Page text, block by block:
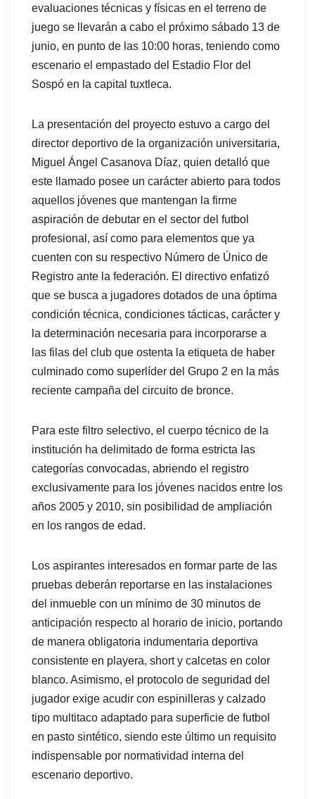
evaluaciones técnicas y físicas en el terreno de
juego se llevarán a cabo el próximo sábado 13 de
junio, en punto de las 10:00 horas, teniendo como
escenario el empastado del Estadio Flor del
Sospó en la capital tuxtleca.
La presentación del proyecto estuvo a cargo del
director deportivo de la organización universitaria,
Miguel Ángel Casanova Díaz, quien detalló que
este llamado posee un carácter abierto para todos
aquellos jóvenes que mantengan la firme
aspiración de debutar en el sector del futbol
profesional, así como para elementos que ya
cuenten con su respectivo Número de Único de
Registro ante la federación. El directivo enfatizó
que se busca a jugadores dotados de una óptima
condición técnica, condiciones tácticas, carácter y
la determinación necesaria para incorporarse a
las filas del club que ostenta la etiqueta de haber
culminado como superlíder del Grupo 2 en la más
reciente campaña del circuito de bronce.
Para este filtro selectivo, el cuerpo técnico de la
institución ha delimitado de forma estricta las
categorías convocadas, abriendo el registro
exclusivamente para los jóvenes nacidos entre los
años 2005 y 2010, sin posibilidad de ampliación
en los rangos de edad.
Los aspirantes interesados en formar parte de las
pruebas deberán reportarse en las instalaciones
del inmueble con un mínimo de 30 minutos de
anticipación respecto al horario de inicio, portando
de manera obligatoria indumentaria deportiva
consistente en playera, short y calcetas en color
blanco. Asimismo, el protocolo de seguridad del
jugador exige acudir con espinilleras y calzado
tipo multitaco adaptado para superficie de futbol
en pasto sintético, siendo este último un requisito
indispensable por normatividad interna del
escenario deportivo.